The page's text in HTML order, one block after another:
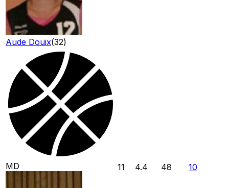
Aude Douix(32)
MD 11 4.4 48 10